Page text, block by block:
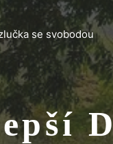
se svobodou